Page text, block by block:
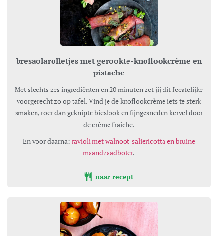
bresaolarolletjes met gerookte-knoflookcrème en
pistache
Met slechts zes ingrediënten en 20 minuten zet jij dit feestelijke
voorgerecht zo op tafel. Vind je de knoflookcrème iets te sterk
smaken, roer dan geknipte bieslook en fijngesneden kervel door
de crème fraîche.
En voor daarna: ravioli met walnoot-saliericotta en bruine
maandzaadboter.
naar recept